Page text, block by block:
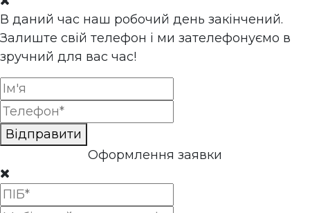
В даний час наш робочий день закінчений.
Залиште свій телефон і ми зателефонуємо в
зручний для вас час!
Відправити
Оформлення заявки